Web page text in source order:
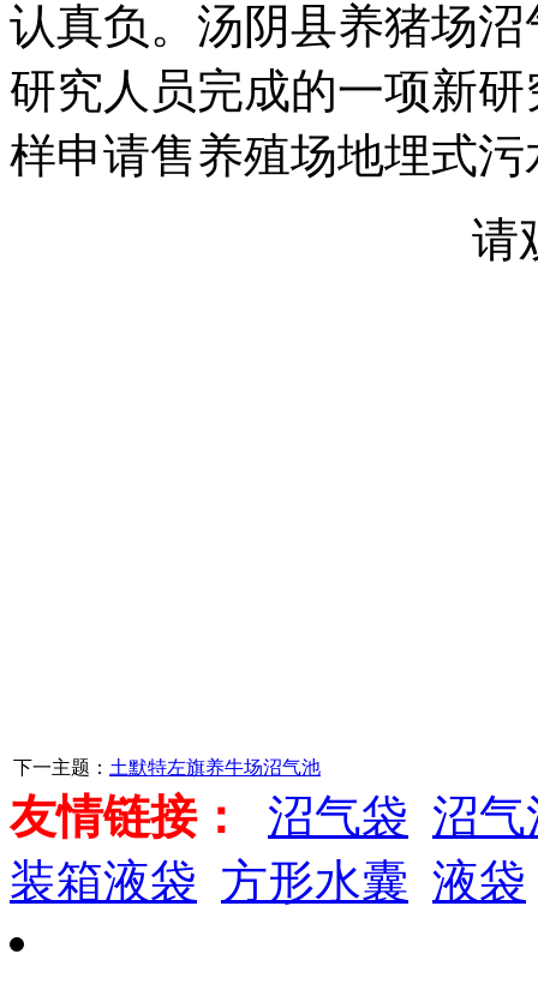
认真负。汤阴县养猪场
研究人员完成的一项新
样申请售养殖场地埋式
请
下一主题： 土默特左旗养牛场沼气池
友情链接： 沼气袋 沼气
装箱液袋 方形水囊 液袋